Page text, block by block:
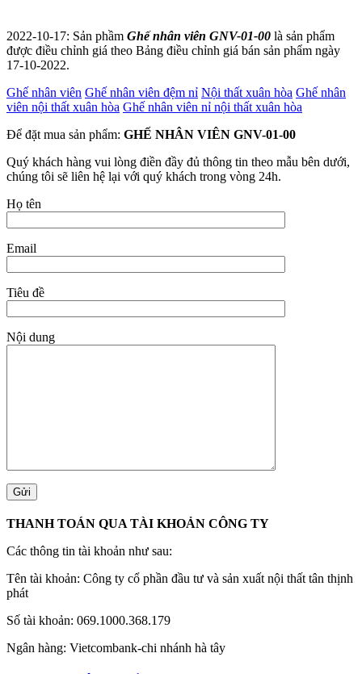
2022-10-17: Sản phầm Ghế nhân viên GNV-01-00 là sản phẩm
được điều chỉnh giá theo Bảng điều chỉnh giá bán sản phẩm ngày
17-10-2022.
Ghế nhân viên Ghế nhân viên đệm nỉ Nội thất xuân hòa Ghế nhân
viên nội thất xuân hòa Ghế nhân viên nỉ nội thất xuân hòa
Để đặt mua sản phẩm: GHẾ NHÂN VIÊN GNV-01-00
Quý khách hàng vui lòng điền đầy đủ thông tin theo mẫu bên dưới,
chúng tôi sẽ liên hệ lại với quý khách trong vòng 24h.
Họ tên
Email
Tiêu đề
Nội dung
THANH TOÁN QUA TÀI KHOẢN CÔNG TY
Các thông tin tài khoản như sau:
Tên tài khoản: Công ty cổ phần đầu tư và sản xuất nội thất tân thịnh
phát
Số tài khoản: 069.1000.368.179
Ngân hàng: Vietcombank-chi nhánh hà tây